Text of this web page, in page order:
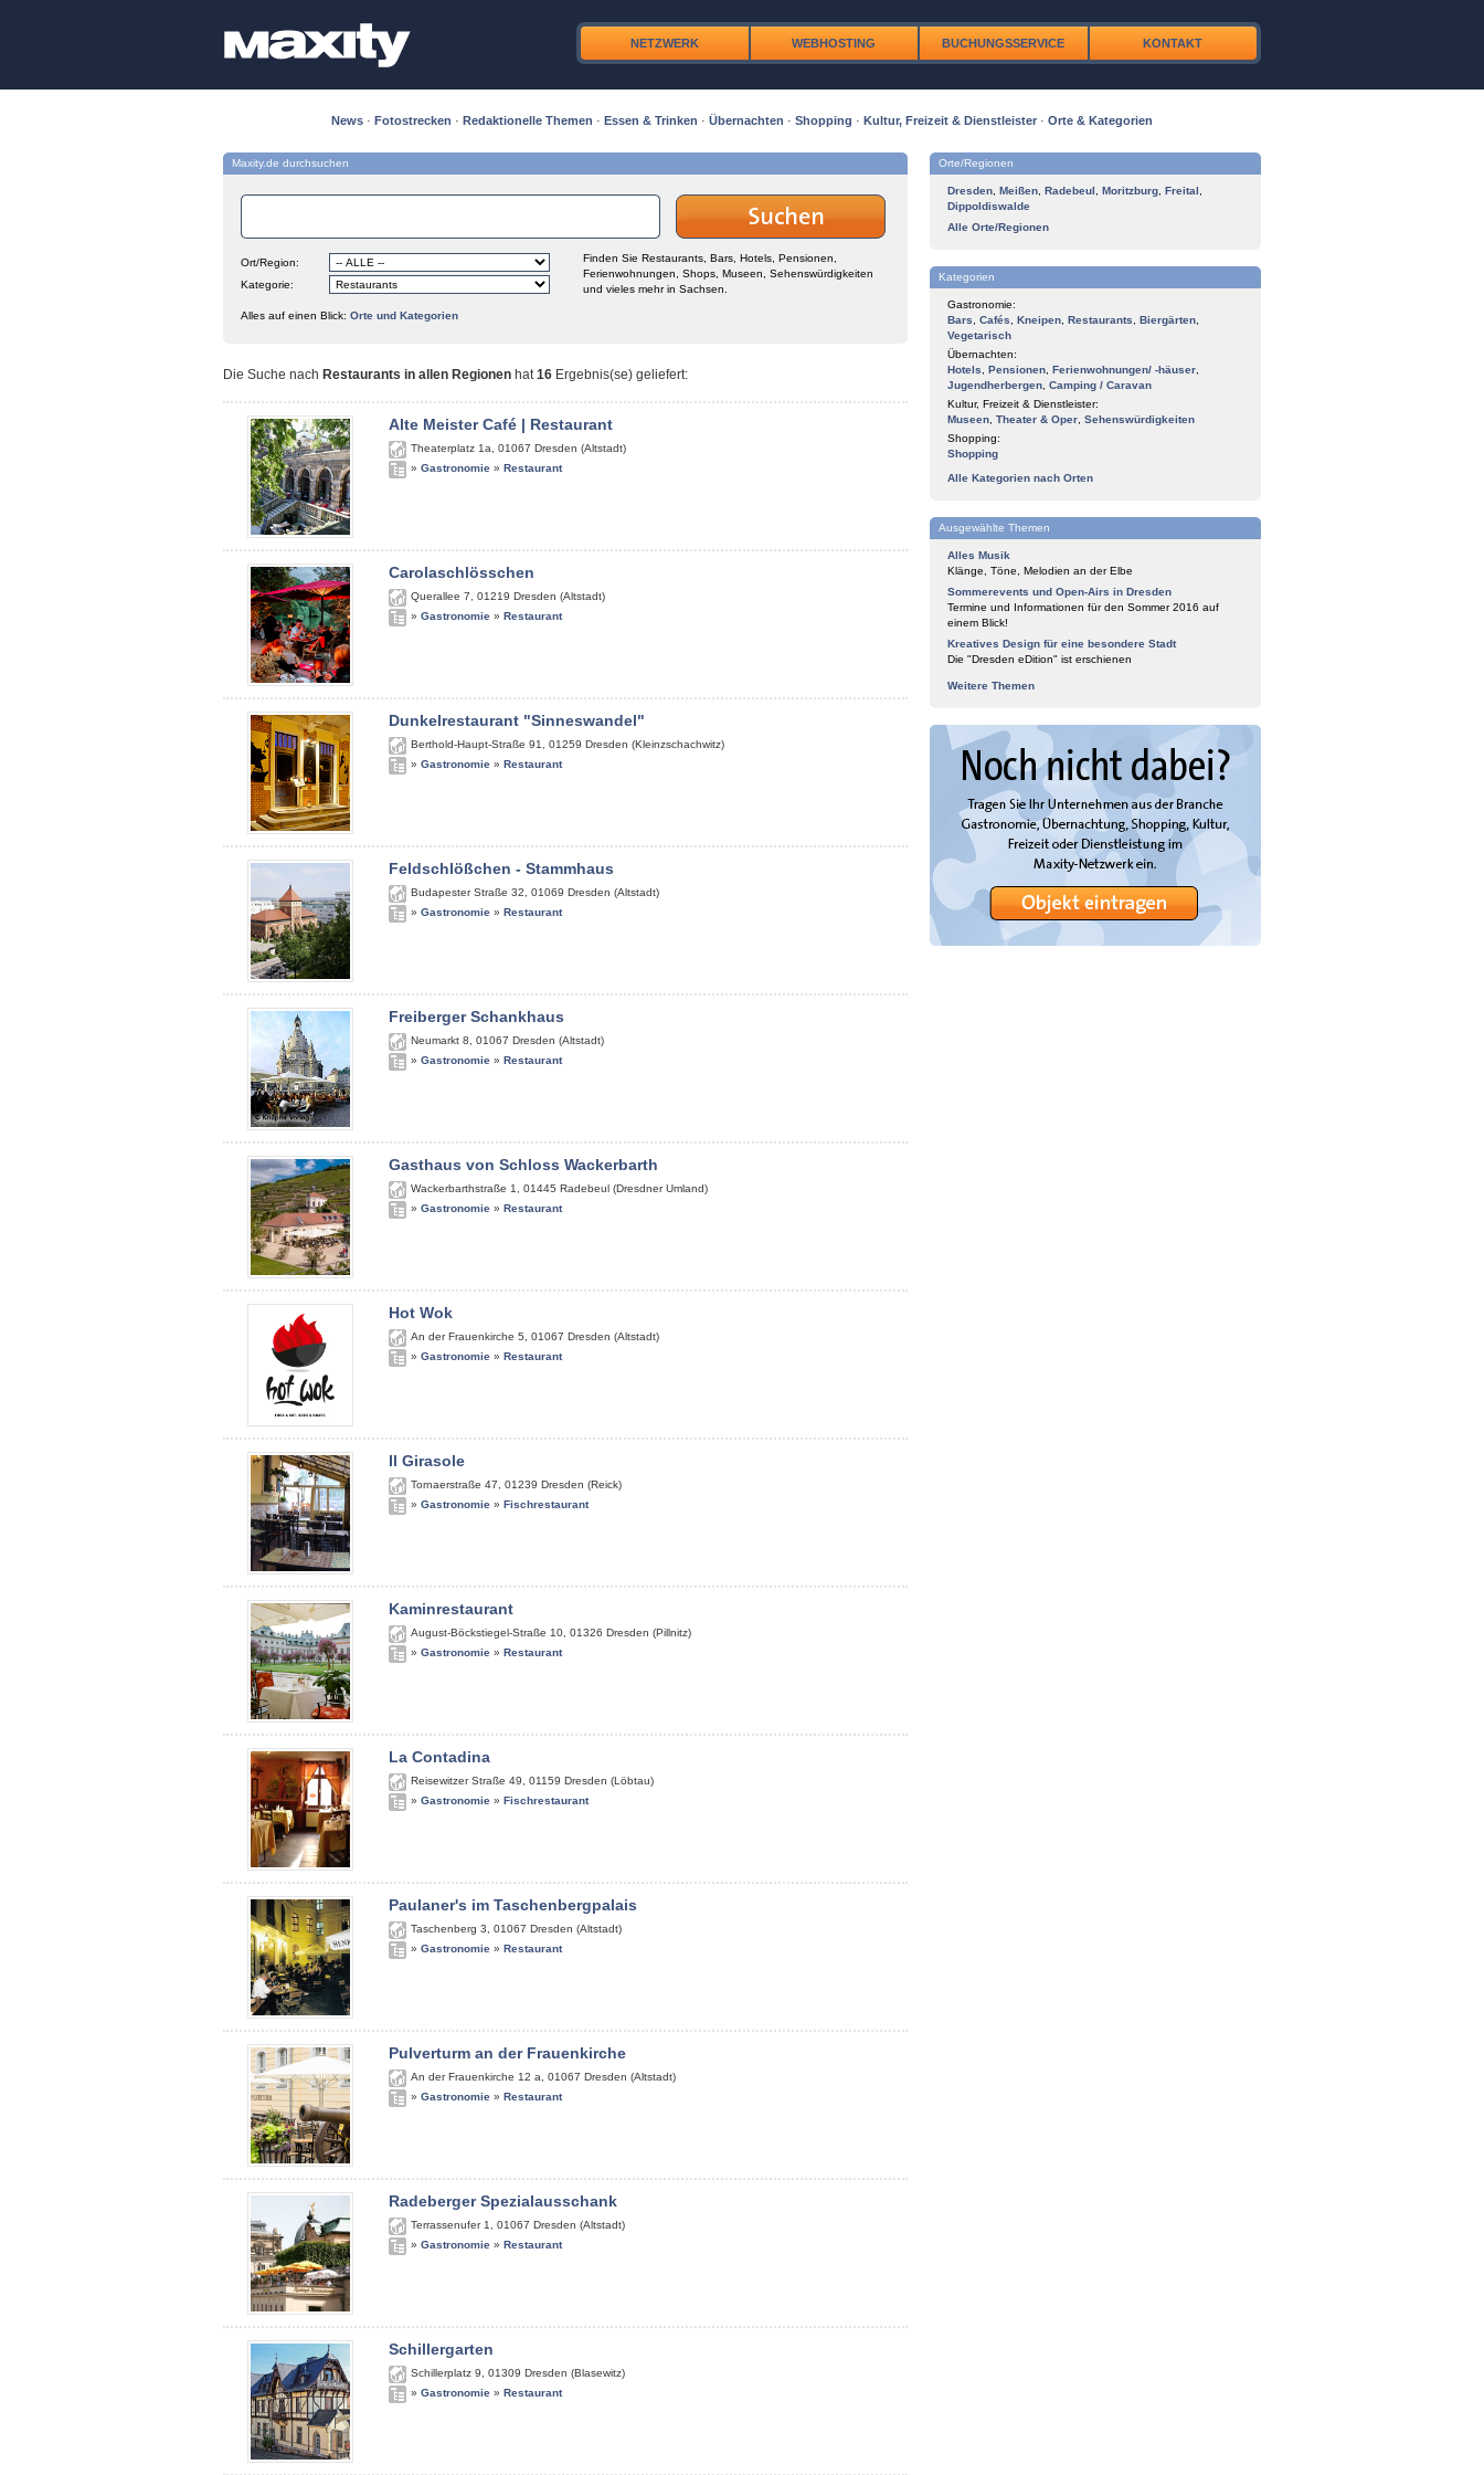
NETZWERK WEBHOSTING BUCHUNGSSERVICE KONTAKT
News · Fotostrecken · Redaktionelle Themen · Essen & Trinken · Übernachten · Shopping · Kultur, Freizeit & Dienstleister · Orte & Kategorien
Maxity.de durchsuchen
Ort/Region:
Kategorie:
Finden Sie Restaurants, Bars, Hotels, Pensionen,
Ferienwohnungen, Shops, Museen, Sehenswürdigkeiten
und vieles mehr in Sachsen.
Alles auf einen Blick: Orte und Kategorien
Die Suche nach Restaurants in allen Regionen hat16 Ergebnis(se) geliefert:
Alte Meister Café | Restaurant
Theaterplatz 1a 01067 Dresden (Altstadt)
» Gastronomie » Restaurant
Carolaschlösschen
Querallee 7 01219 Dresden (Altstadt)
» Gastronomie » Restaurant
Dunkelrestaurant "Sinneswandel"
Berthold-Haupt-Straße 91 01259 Dresden (Kleinzschachwitz)
» Gastronomie » Restaurant
Feldschlößchen - Stammhaus
Budapester Straße 32 01069 Dresden (Altstadt)
» Gastronomie » Restaurant
Freiberger Schankhaus
Neumarkt 8 01067 Dresden (Altstadt)
» Gastronomie » Restaurant
Gasthaus von Schloss Wackerbarth
Wackerbarthstraße 1 01445 Radebeul (Dresdner Umland)
» Gastronomie » Restaurant
Hot Wok
An der Frauenkirche 5 01067 Dresden (Altstadt)
» Gastronomie » Restaurant
Il Girasole
Tornaerstraße 47 01239 Dresden (Reick)
» Gastronomie » Fischrestaurant
Kaminrestaurant
August-Böckstiegel-Straße 10 01326 Dresden (Pillnitz)
» Gastronomie » Restaurant
La Contadina
Reisewitzer Straße 49 01159 Dresden (Löbtau)
» Gastronomie » Fischrestaurant
Paulaner's im Taschenbergpalais
Taschenberg 3 01067 Dresden (Altstadt)
» Gastronomie » Restaurant
Pulverturm an der Frauenkirche
An der Frauenkirche 12 a 01067 Dresden (Altstadt)
» Gastronomie » Restaurant
Radeberger Spezialausschank
Terrassenufer 1 01067 Dresden (Altstadt)
» Gastronomie » Restaurant
Schillergarten
Schillerplatz 9 01309 Dresden (Blasewitz)
» Gastronomie » Restaurant
Orte/Regionen
Dresden Meißen Radebeul Moritzburg Freital
Dippoldiswalde
Alle Orte/Regionen
Kategorien
Gastronomie:
Bars
Cafés Kneipen Restaurants Biergärten
Vegetarisch
Übernachten:
Hotels
Pensionen Ferienwohnungen/ -häuser
Jugendherbergen Camping / Caravan
Kultur, Freizeit & Dienstleister:
Museen Theater & Oper Sehenswürdigkeiten
Shopping:
Shopping
Alle Kategorien nach Orten
Ausgewählte Themen
Alles Musik
Klänge, Töne, Melodien an der Elbe
Sommerevents und Open-Airs in Dresden
Termine und Informationen für den Sommer 2016 auf
einem Blick!
Kreatives Design für eine besondere Stadt
Die "Dresden eDition" ist erschienen
Weitere Themen